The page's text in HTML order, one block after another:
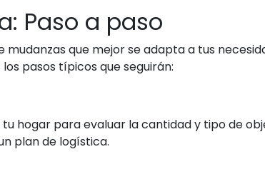
Paso a paso
mudanzas que mejor se adapta a tus
pasos típicos que seguirán:
hogar para evaluar la cantidad y tipo de
plan de logística.